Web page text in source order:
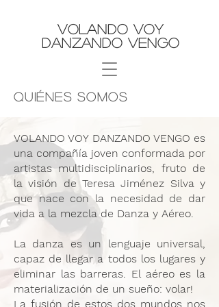
Volando Voy
Danzando Vengo
QUIÉNES SOMOS
VOLANDO VOY DANZANDO VENGO es
una compañía joven conformada por
artistas multidisciplinarios, fruto de
la visión de Teresa Jiménez Silva y
que nace con la necesidad de dar
vida a la mezcla de Danza y Aéreo.
La danza es un lenguaje universal,
capaz de llegar a todos los lugares y
eliminar las barreras. El aéreo es la
materialización de un sueño: volar!
La fusión de estos dos mundos nos